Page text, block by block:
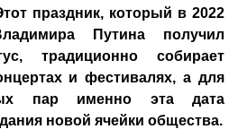
праздник, который в 2022
Путина получил
традиционно собирает
и фестивалях, а для
пар именно эта дата
новой ячейки общества.